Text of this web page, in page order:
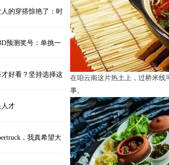
的穿搭惊艳了：时
头率高
预测奖号：单挑一
好看？坚持选择这
脱又高级
人才
，我真希望大
在咱云南这片热土上，过桥米线
事。